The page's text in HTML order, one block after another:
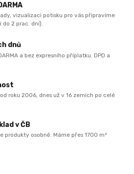
vizualizaci potisku pro vás připravíme
do 2 prac. dní).
dnů
a bez expresního příplatku. DPD a
roku 2006, dnes už v 16 zemích po celé
v ČB
produkty osobně. Máme přes 1700 m²